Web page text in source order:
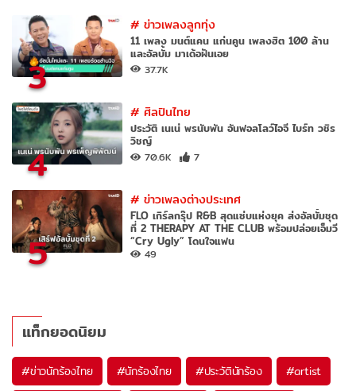
3
#ข่าวเพลงลูกทุ่ง
11 เพลง มนต์แคน แก่นคูน เพลงฮิต 100 ล้าน
และอัลบั้ม มาเด้อฝันเอย
37.7K
4
#ศิลปินไทย
ประวัติ เนเน่ พรนับพัน อันฟอลโลว์ไอจี ไบร์ท วชิร
วิชญ์
70.6K 7
5
#ข่าวเพลงต่างประเทศ
FLO เกิร์ลกรุ๊ป R&B สุดแซ่บแห่งยุค ส่งอัลบั้มชุด
ที่ 2 THERAPY AT THE CLUB พร้อมปล่อยเอ็มวี
“Cry Ugly” โดนใจแฟน
49
แท็กยอดนิยม
#ข่าวนักร้องไทย #นักร้องไทย #ประวัตินักร้อง #artist